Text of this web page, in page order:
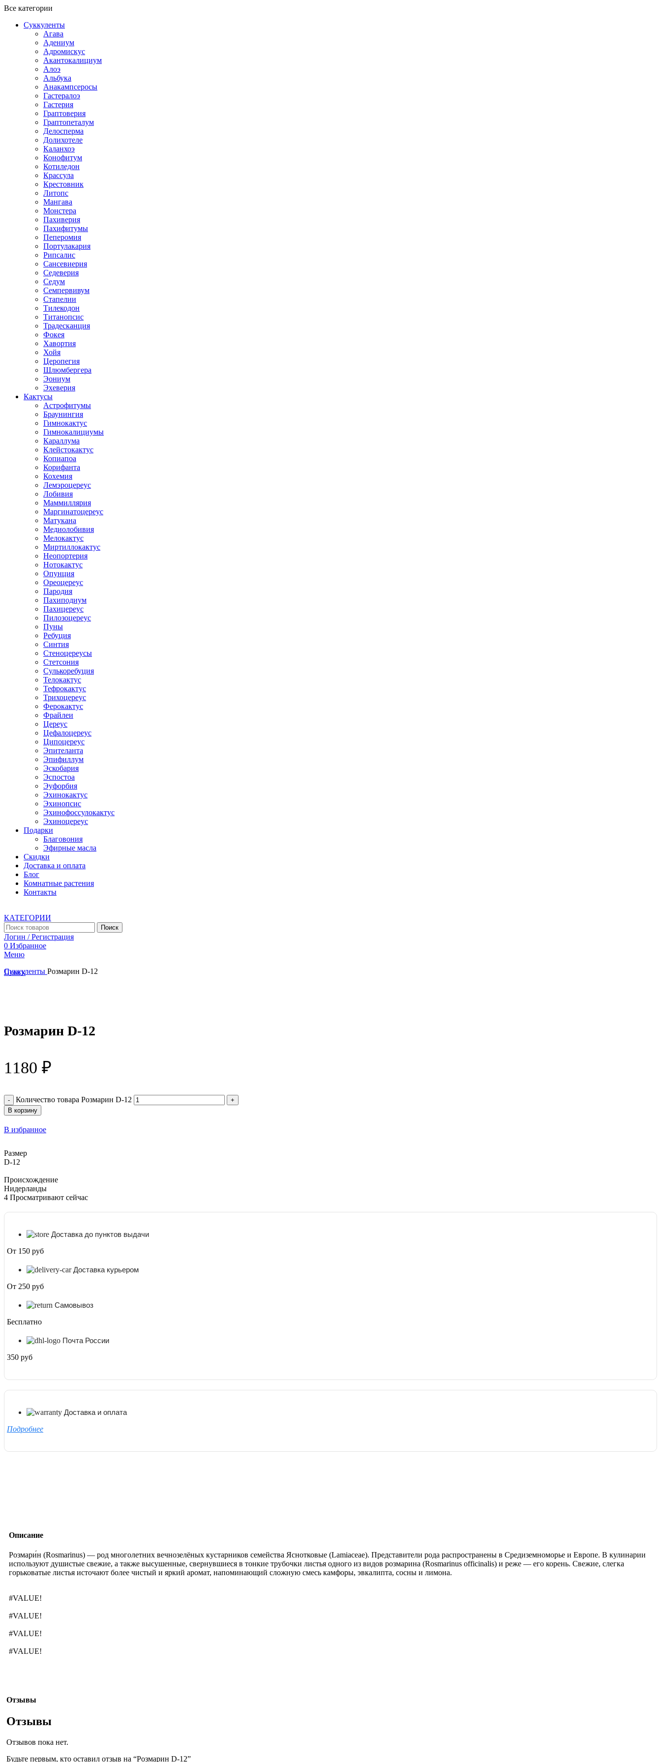
Все категории
Суккуленты
Агава
Адениум
Адромискус
Акантокалициум
Алоэ
Альбука
Анакампсеросы
Гастералоэ
Гастерия
Граптоверия
Граптопеталум
Делосперма
Долихотеле
Каланхоэ
Конофитум
Котиледон
Крассула
Крестовник
Литопс
Мангава
Монстера
Пахиверия
Пахифитумы
Пеперомия
Портулакария
Рипсалис
Сансевиерия
Седеверия
Седум
Семпервивум
Стапелии
Тилекодон
Титанопсис
Традесканция
Фокея
Хавортия
Хойя
Церопегия
Шлюмбергера
Эониум
Эхеверия
Кактусы
Астрофитумы
Браунингия
Гимнокактус
Гимнокалициумы
Караллума
Клейстокактус
Копиапоа
Корифанта
Кохемия
Лемэроцереус
Лобивия
Маммиллярия
Маргинатоцереус
Матукана
Медиолобивия
Мелокактус
Миртиллокактус
Неопортерия
Нотокактус
Опунция
Ореоцереус
Пародия
Пахиподиум
Пахицереус
Пилозоцереус
Пуны
Ребуция
Синтия
Стеноцереусы
Стетсония
Сулькоребуция
Телокактус
Тефрокактус
Трихоцереус
Ферокактус
Фрайлеи
Цереус
Цефалоцереус
Ципоцереус
Эпителанта
Эпифиллум
Эскобария
Эспостоа
Эуфорбия
Эхинокактус
Эхинопсис
Эхинофоссулокактус
Эхиноцереус
Подарки
Благовония
Эфирные масла
Скидки
Доставка и оплата
Блог
Комнатные растения
Контакты
КАТЕГОРИИ
Поиск
Логин / Регистрация
0 Избранное
Меню
Поиск
Суккуленты Розмарин D-12
Розмарин D-12
1180 ₽
Количество товара Розмарин D-12
В корзину
В избранное
Размер
D-12
Происхождение
Нидерланды
4 Просматривают сейчас
Доставка до пунктов выдачи
От 150 руб
Доставка курьером
От 250 руб
Самовывоз
Бесплатно
Почта России
350 руб
Доставка и оплата
Подробнее
Описание
Розмари́н (Rosmarinus) — род многолетних вечнозелёных кустарников семейства Яснотковые (Lamiaceae). Представители рода распространены в Средиземноморье и Европе. В кулинарии
используют душистые свежие, а также высушенные, свернувшиеся в тонкие трубочки листья одного из видов розмарина (Rosmarinus officinalis) и реже — его корень. Свежие, слегка
горьковатые листья источают более чистый и яркий аромат, напоминающий сложную смесь камфоры, эвкалипта, сосны и лимона.
#VALUE!
#VALUE!
#VALUE!
#VALUE!
Отзывы
Отзывы
Отзывов пока нет.
Будьте первым, кто оставил отзыв на “Розмарин D-12”